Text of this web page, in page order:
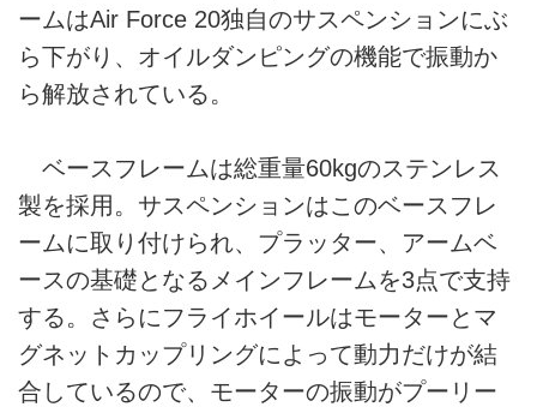
ームはAir Force 20独自のサスペンションにぶ
ら下がり、オイルダンピングの機能で振動か
ら解放されている。
ベースフレームは総重量60kgのステンレス
製を採用。サスペンションはこのベースフレ
ームに取り付けられ、プラッター、アームベ
ースの基礎となるメインフレームを3点で支持
する。さらにフライホイールはモーターとマ
グネットカップリングによって動力だけが結
合しているので、モーターの振動がプーリー